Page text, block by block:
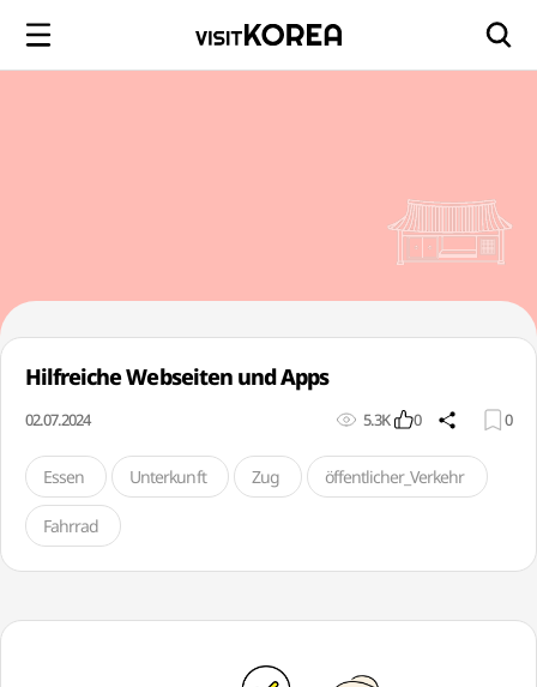
Hilfreiche Webseiten und Apps
02.07.2024 5.3K 0 0
Essen Unterkunft Zug öffentlicher_Verkehr
Fahrrad